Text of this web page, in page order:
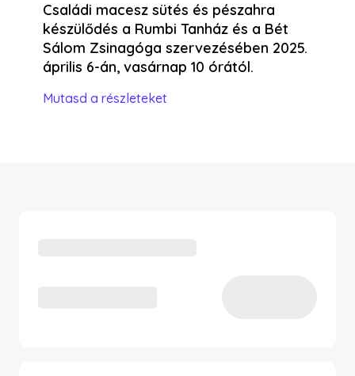
Családi macesz sütés és pészahra
készülődés a Rumbi Tanház és a Bét
Sálom Zsinagóga szervezésében 2025.
április 6-án, vasárnap 10 órától.
Mutasd a részleteket